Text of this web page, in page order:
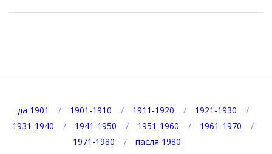
да 1901 1901-1910 1911-1920
1921-1930
1931-1940
1941-1950 1951-1960
1961-1970
1971-1980
пасля 1980